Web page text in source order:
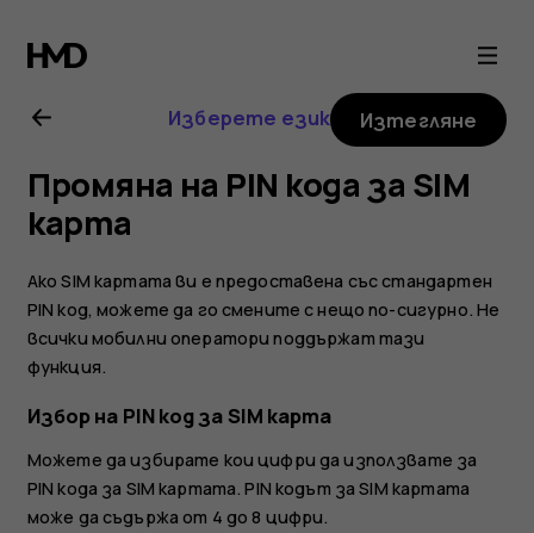
Ръководство
на
потребителя
за
Nokia
8
Sirocco
Изберете език Изтегляне
Промяна на PIN кода за SIM
карта
Ако SIM картата ви е предоставена със стандартен
PIN код, можете да го смените с нещо по-сигурно. Не
всички мобилни оператори поддържат тази
функция.
Избор на PIN код за SIM карта
Можете да избирате кои цифри да използвате за
PIN кода за SIM картата. PIN кодът за SIM картата
може да съдържа от 4 до 8 цифри.